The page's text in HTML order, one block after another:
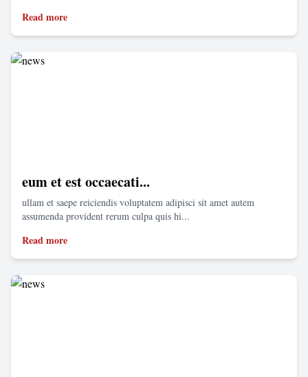
Read more
eum et est occaecati...
ullam et saepe reiciendis voluptatem adipisci sit amet autem
assumenda provident rerum culpa quis hi...
Read more